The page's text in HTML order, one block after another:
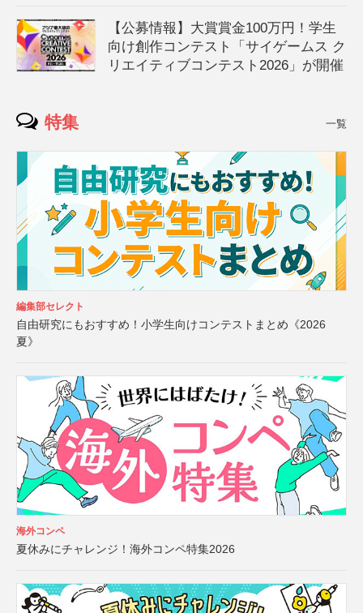
【公募情報】大賞賞金100万円！学生
向け創作コンテスト「サイゲームス ク
リエイティブコンテスト2026」が開催
特集 一覧
編集部セレクト
自由研究にもおすすめ！小学生向けコンテストまとめ《2026
夏》
海外コンペ
夏休みにチャレンジ！海外コンペ特集2026